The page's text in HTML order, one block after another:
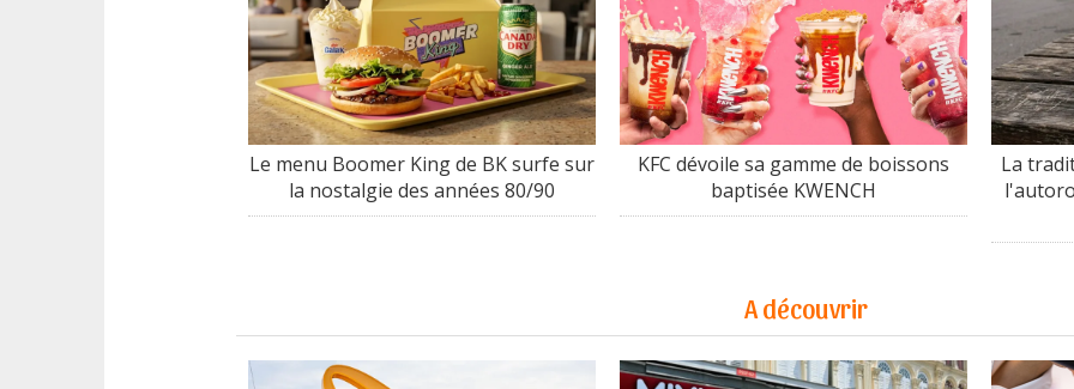
Le menu Boomer King de BK surfe sur
la nostalgie des années 80/90
KFC dévoile sa gamme de boissons
baptisée KWENCH
La
A découvrir